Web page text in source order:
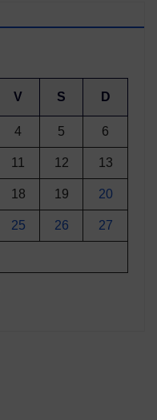
V S D
4 5 6
11 12 13
18 19 20
25 26 27